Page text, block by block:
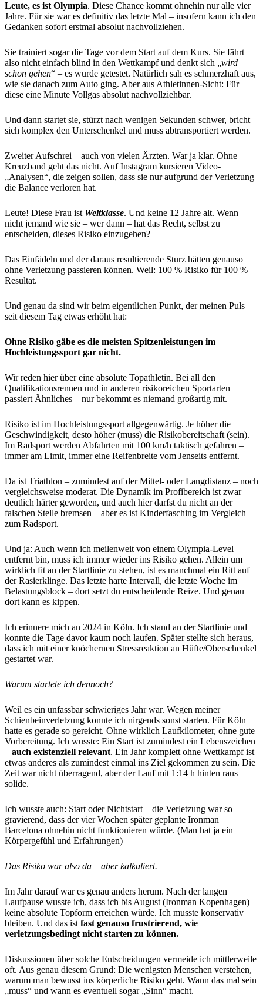
Leute, es ist Olympia. Diese Chance kommt ohnehin nur alle vier
Jahre. Für sie war es definitiv das letzte Mal – insofern kann ich den
Gedanken sofort erstmal absolut nachvollziehen.
Sie trainiert sogar die Tage vor dem Start auf dem Kurs. Sie fährt
also nicht einfach blind in den Wettkampf und denkt sich „wird
schon gehen“ – es wurde getestet. Natürlich sah es schmerzhaft aus,
wie sie danach zum Auto ging. Aber aus Athletinnen-Sicht: Für
diese eine Minute Vollgas absolut nachvollziehbar.
Und dann startet sie, stürzt nach wenigen Sekunden schwer, bricht
sich komplex den Unterschenkel und muss abtransportiert werden.
Zweiter Aufschrei – auch von vielen Ärzten. War ja klar. Ohne
Kreuzband geht das nicht. Auf Instagram kursieren Video-
„Analysen“, die zeigen sollen, dass sie nur aufgrund der Verletzung
die Balance verloren hat.
Leute! Diese Frau ist Weltklasse. Und keine 12 Jahre alt. Wenn
nicht jemand wie sie – wer dann – hat das Recht, selbst zu
entscheiden, dieses Risiko einzugehen?
Das Einfädeln und der daraus resultierende Sturz hätten genauso
ohne Verletzung passieren können. Weil: 100 % Risiko für 100 %
Resultat.
Und genau da sind wir beim eigentlichen Punkt, der meinen Puls
seit diesem Tag etwas erhöht hat:
Ohne Risiko gäbe es die meisten Spitzenleistungen im
Hochleistungssport gar nicht.
Wir reden hier über eine absolute Topathletin. Bei all den
Qualifikationsrennen und in anderen risikoreichen Sportarten
passiert Ähnliches – nur bekommt es niemand großartig mit.
Risiko ist im Hochleistungssport allgegenwärtig. Je höher die
Geschwindigkeit, desto höher (muss) die Risikobereitschaft (sein).
Im Radsport werden Abfahrten mit 100 km/h taktisch gefahren –
immer am Limit, immer eine Reifenbreite vom Jenseits entfernt.
Da ist Triathlon – zumindest auf der Mittel- oder Langdistanz – noch
vergleichsweise moderat. Die Dynamik im Profibereich ist zwar
deutlich härter geworden, und auch hier darfst du nicht an der
falschen Stelle bremsen – aber es ist Kinderfasching im Vergleich
zum Radsport.
Und ja: Auch wenn ich meilenweit von einem Olympia-Level
entfernt bin, muss ich immer wieder ins Risiko gehen. Allein um
wirklich fit an der Startlinie zu stehen, ist es manchmal ein Ritt auf
der Rasierklinge. Das letzte harte Intervall, die letzte Woche im
Belastungsblock – dort setzt du entscheidende Reize. Und genau
dort kann es kippen.
Ich erinnere mich an 2024 in Köln. Ich stand an der Startlinie und
konnte die Tage davor kaum noch laufen. Später stellte sich heraus,
dass ich mit einer knöchernen Stressreaktion an Hüfte/Oberschenkel
gestartet war.
Warum startete ich dennoch?
Weil es ein unfassbar schwieriges Jahr war. Wegen meiner
Schienbeinverletzung konnte ich nirgends sonst starten. Für Köln
hatte es gerade so gereicht. Ohne wirklich Laufkilometer, ohne gute
Vorbereitung. Ich wusste: Ein Start ist zumindest ein Lebenszeichen
– auch existenziell relevant. Ein Jahr komplett ohne Wettkampf ist
etwas anderes als zumindest einmal ins Ziel gekommen zu sein. Die
Zeit war nicht überragend, aber der Lauf mit 1:14 h hinten raus
solide.
Ich wusste auch: Start oder Nichtstart – die Verletzung war so
gravierend, dass der vier Wochen später geplante Ironman
Barcelona ohnehin nicht funktionieren würde. (Man hat ja ein
Körpergefühl und Erfahrungen)
Das Risiko war also da – aber kalkuliert.
Im Jahr darauf war es genau anders herum. Nach der langen
Laufpause wusste ich, dass ich bis August (Ironman Kopenhagen)
keine absolute Topform erreichen würde. Ich musste konservativ
bleiben. Und das ist fast genauso frustrierend, wie
verletzungsbedingt nicht starten zu können.
Diskussionen über solche Entscheidungen vermeide ich mittlerweile
oft. Aus genau diesem Grund: Die wenigsten Menschen verstehen,
warum man bewusst ins körperliche Risiko geht. Wann das mal sein
„muss“ und wann es eventuell sogar „Sinn“ macht.